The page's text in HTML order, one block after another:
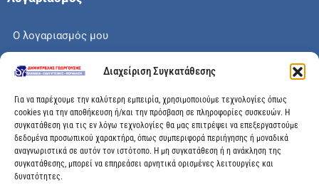
Διαχείριση Συγκατάθεσης
Για να παρέχουμε την καλύτερη εμπειρία, χρησιμοποιούμε τεχνολογίες όπως
cookies για την αποθήκευση ή/και την πρόσβαση σε πληροφορίες συσκευών. Η
συγκατάθεση για τις εν λόγω τεχνολογίες θα μας επιτρέψει να επεξεργαστούμε
δεδομένα προσωπικού χαρακτήρα, όπως συμπεριφορά περιήγησης ή μοναδικά
αναγνωριστικά σε αυτόν τον ιστότοπο. Η μη συγκατάθεση ή η ανάκληση της
συγκατάθεσης, μπορεί να επηρεάσει αρνητικά ορισμένες λειτουργίες και
δυνατότητες.
Ο λογαριασμός μου
Το καλάθι μου
Διεύθυνση